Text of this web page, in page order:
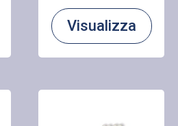
Visualizza